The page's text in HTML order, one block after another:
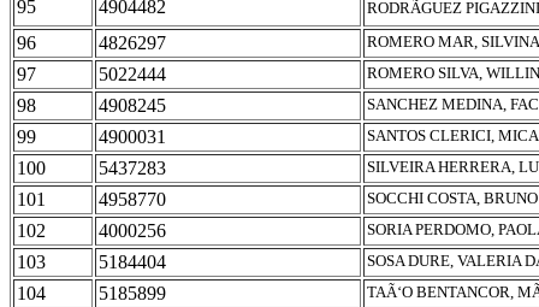
95 4904482 RODRÃGUEZ
96 4826297 ROMERO MAR, SILVINA
97 5022444 ROMERO SILVA,
98 4908245 SANCHEZ MEDINA,
99 4900031 SANTOS CLERICI,
100 5437283 SILVEIRA HERRERA,
101 4958770 SOCCHI COSTA,
102 4000256 SORIA PERDOMO,
103 5184404 SOSA DURE, VALERIA
104 5185899 TAÃ‘O BENTANCOR,